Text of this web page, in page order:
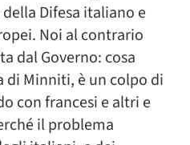
Difesa italiano e
Noi al contrario
dal Governo: cosa
di Minniti, è un colpo di
con francesi e altri e
il problema